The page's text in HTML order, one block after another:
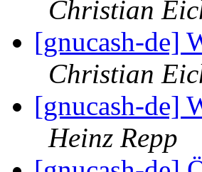
Christian
[gnucash-de]
Christian
[gnucash-de]
Heinz Repp